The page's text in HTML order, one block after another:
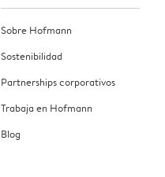
Sobre Hofmann
Sostenibilidad
Partnerships corporativos
Trabaja en Hofmann
Blog